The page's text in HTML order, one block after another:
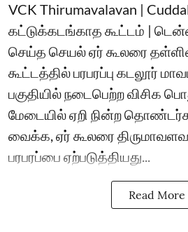
VCK Thirumavalavan |
கட்டுக்கடங்காத கூட்டம் |
செய்த செயல் ஏர் கூலரை
கூட்டத்தில் பரபரப்பு கடலூர்
பகுதியில் நடைபெற்ற விசிக
மேடையில் ஏறி நின்ற
வைக்க, ஏர் கூலரை
பரபரப்பை ஏற்படுத்தியது...
Read More